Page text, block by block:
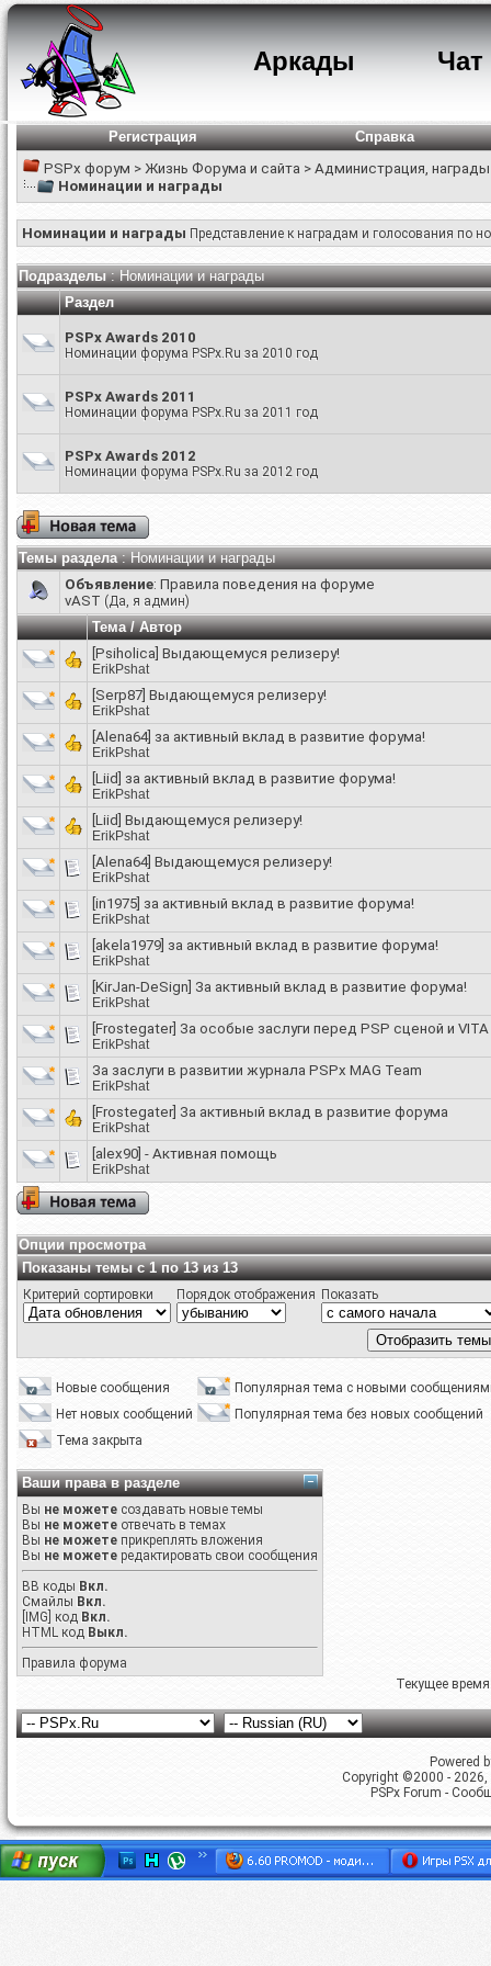
Аркады Чат
Регистрация
Справка
PSPx форум > Жизнь Форума и сайта > Администрация,
Номинации и награды
Номинации и награды Представление к наградам и голосования по
Подразделы: Номинации и награды
Раздел
PSPx Awards 2010
Номинации форума PSPx.Ru за 2010 год
PSPx Awards 2011
Номинации форума PSPx.Ru за 2011 год
PSPx Awards 2012
Номинации форума PSPx.Ru за 2012 год
Темы раздела: Номинации и награды
Объявление: Правила поведения на форуме
vAST (Да, я админ)
Тема/Автор
[Psiholica] Выдающемуся релизеру!
ErikPshat
[Serp87] Выдающемуся релизеру!
ErikPshat
[Alena64] за активный вклад в развитие форума!
ErikPshat
[Liid] за активный вклад в развитие форума!
ErikPshat
[Liid] Выдающемуся релизеру!
ErikPshat
[Alena64] Выдающемуся релизеру!
ErikPshat
[in1975] за активный вклад в развитие форума!
ErikPshat
[akela1979] за активный вклад в развитие форума!
ErikPshat
[KirJan-DeSign] За активный вклад в развитие форума!
ErikPshat
[Frostegater] За особые заслуги перед PSP сценой и
ErikPshat
За заслуги в развитии журнала PSPx MAG Team
ErikPshat
[Frostegater] За активный вклад в развитие форума
ErikPshat
[alex90] - Активная помощь
ErikPshat
Опции просмотра
Показаны темы с 1 по 13 из 13
Критерий сортировки Порядок отображения Показать
Новые сообщения
Популярная тема с новыми
Нет новых сообщений
Популярная тема без новых сообщений
Тема закрыта
Ваши права в разделе
Вы не можете создавать новые темы
Вы не можете отвечать в темах
Вы не можете прикреплять вложения
Вы не можете редактировать свои сообщения
BB коды Вкл.
Смайлы Вкл.
[IMG] код Вкл.
HTML код Выкл.
Правила форума
Текущее
Powered
Copyright ©2000 -
PSPx Forum -